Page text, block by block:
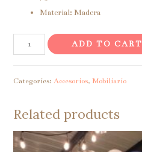
Material: Madera
Figura
Ariel
ADD TO CART
Categories:Accesorios,Mobiliario
Related products